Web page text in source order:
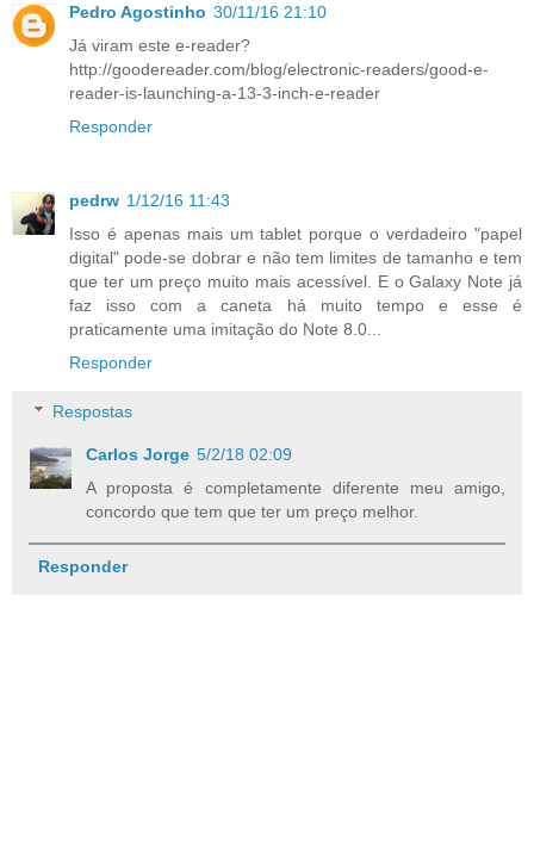
Pedro Agostinho 30/11/16 21:10
Já viram este e-reader?
http://goodereader.com/blog/electronic-readers/good-e-
reader-is-launching-a-13-3-inch-e-reader
Responder
pedrw 1/12/16 11:43
Isso é apenas mais um tablet porque o verdadeiro "papel
digital" pode-se dobrar e não tem limites de tamanho e tem
que ter um preço muito mais acessível. E o Galaxy Note já
faz isso com a caneta há muito tempo e esse é
praticamente uma imitação do Note 8.0...
Responder
Respostas
Carlos Jorge 5/2/18 02:09
A proposta é completamente diferente meu amigo,
concordo que tem que ter um preço melhor.
Responder